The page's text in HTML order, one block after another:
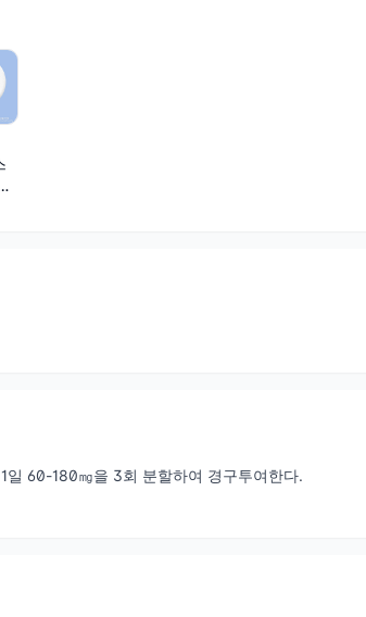
일 60-180㎎을 3회 분할하여 경구투여한다.